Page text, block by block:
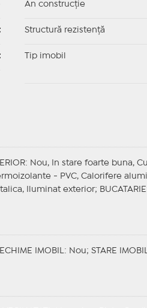
An construcție
Structură rezistență
Tip imobil
: Nou, In stare foarte buna,
- PVC, Calorifere
Iluminat exterior; BUCATARIE
IMOBIL : Nou; STARE IMOBIL